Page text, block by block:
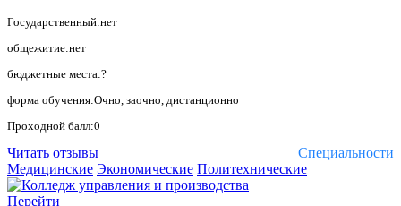
Государственный:нет
общежитие:нет
бюджетные места:?
форма обучения:Очно, заочно, дистанционно
Проходной балл:0
Специальности
Читать отзывы
Медицинские Экономические Политехнические
Перейти